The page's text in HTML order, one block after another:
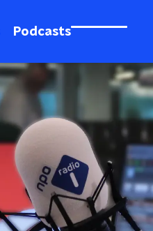
Podcasts